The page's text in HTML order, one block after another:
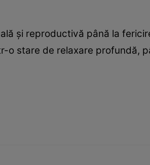
şi reproductivă până la
o stare de relaxare profundă,